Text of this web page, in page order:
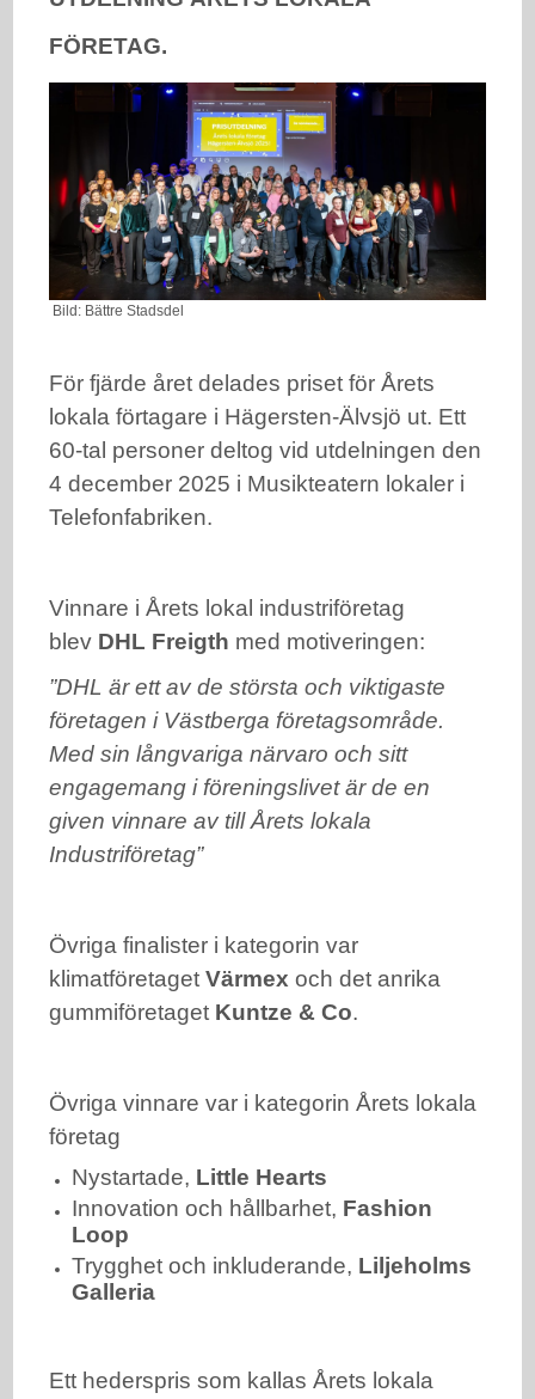
FÖRETAG.
Bild: Bättre Stadsdel
För fjärde året delades priset för Årets
lokala förtagare i Hägersten-Älvsjö ut. Ett
60-tal personer deltog vid utdelningen den
4 december 2025 i Musikteatern lokaler i
Telefonfabriken.
Vinnare i Årets lokal industriföretag
blev DHL Freigth med motiveringen:
”DHL är ett av de största och viktigaste
företagen i Västberga företagsområde.
Med sin långvariga närvaro och sitt
engagemang i föreningslivet är de en
given vinnare av till Årets lokala
Industriföretag”
Övriga finalister i kategorin var
klimatföretagetVärmex och det anrika
gummiföretaget Kuntze & Co.
Övriga vinnare var i kategorin Årets lokala
företag
Nystartade, Little Hearts
Innovation och hållbarhet, Fashion
Loop
Trygghet och inkluderande, Liljeholms
Galleria
Ett hederspris som kallas Årets lokala